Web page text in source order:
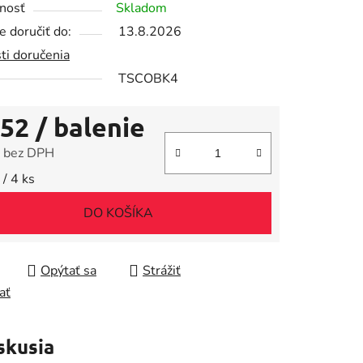
Skladom
doručiť do:
13.8.2026
doručenia
TSCOBK4
/ balenie
DPH
cena:
4 ks
DO KOŠÍKA
Opýtať sa
Strážiť